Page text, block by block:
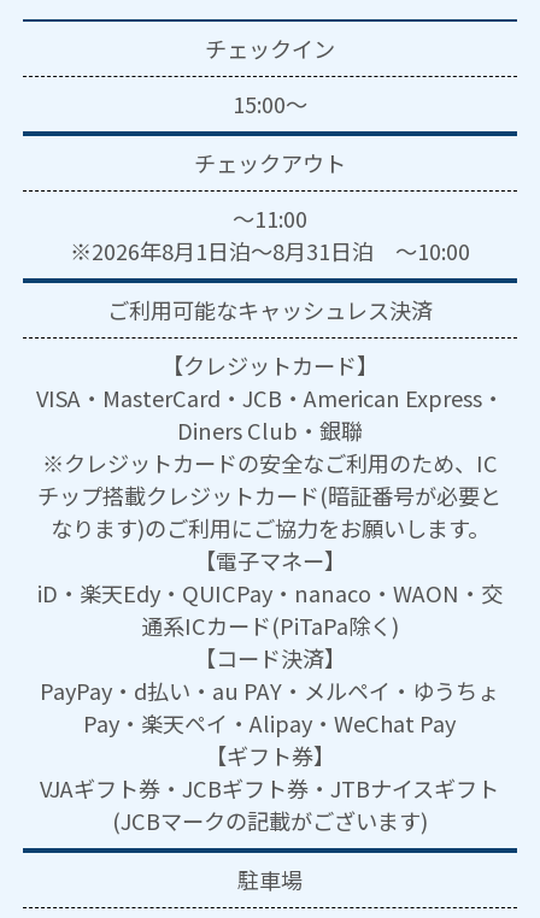
チェックイン
15:00～
チェックアウト
～11:00
※2026年8月1日泊～8月31日泊 ～10:00
ご利用可能なキャッシュレス決済
【クレジットカード】
VISA・MasterCard・JCB・American Express・
Diners Club・銀聯
※クレジットカードの安全なご利用のため、IC
チップ搭載クレジットカード(暗証番号が必要と
なります)のご利用にご協力をお願いします。
【電子マネー】
iD・楽天Edy・QUICPay・nanaco・WAON・交
通系ICカード(PiTaPa除く)
【コード決済】
PayPay・d払い・au PAY・メルペイ・ゆうちょ
Pay・楽天ペイ・Alipay・WeChat Pay
【ギフト券】
VJAギフト券・JCBギフト券・JTBナイスギフト
(JCBマークの記載がございます)
駐車場